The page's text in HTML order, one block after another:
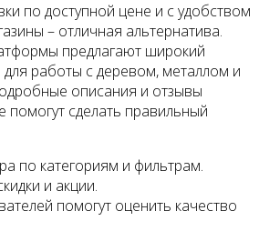
по доступной цене и с удобством
– отличная альтернатива.
предлагают широкий
работы с деревом, металлом и
описания и отзывы
помогут сделать правильный
по категориям и фильтрам.
и акции.
помогут оценить качество